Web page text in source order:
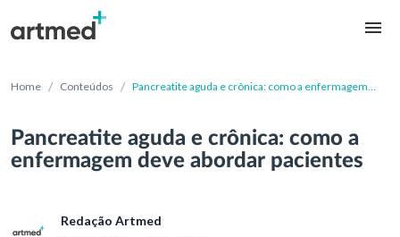
Home / Conteúdos / Pancreatite aguda e crônica: como a enfermagem
Pancreatite aguda e crônica: como a
enfermagem deve abordar pacientes
Redação Artmed